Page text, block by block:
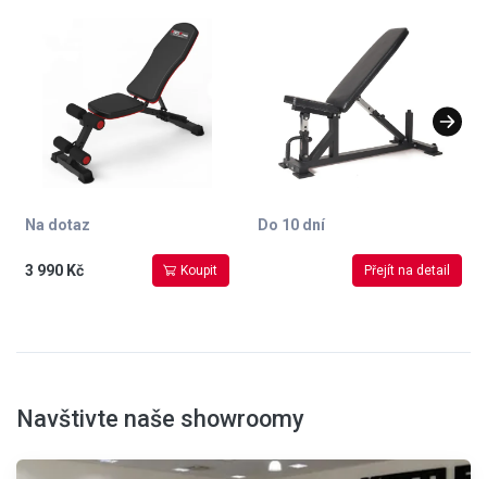
Na dotaz
3 990 Kč Koupit
max. nosnost 320 kg
Do 10 dní
Přejít na detail
Navštivte naše showroomy